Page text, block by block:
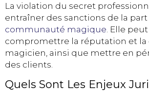
La violation du secret
entraîner des sanctions de la part
communauté magique . Elle
compromettre la réputation et la
magicien, ainsi que mettre en
des clients.
Quels Sont Les Enjeux